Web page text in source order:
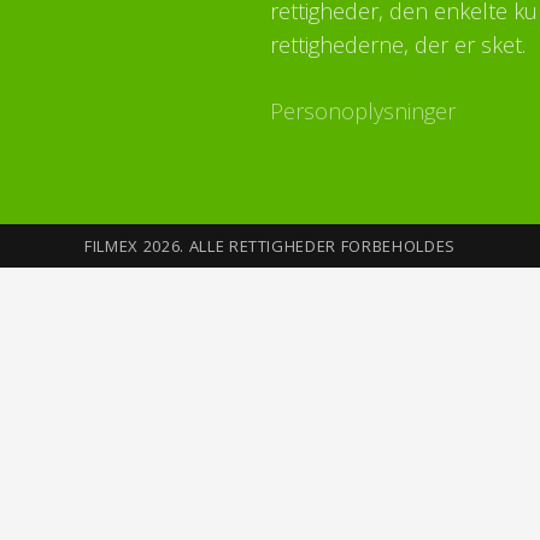
rettigheder, den enkelte
rettighederne, der er sket.
Personoplysninger
FILMEX 2026. ALLE RETTIGHEDER FORBEHOLDES